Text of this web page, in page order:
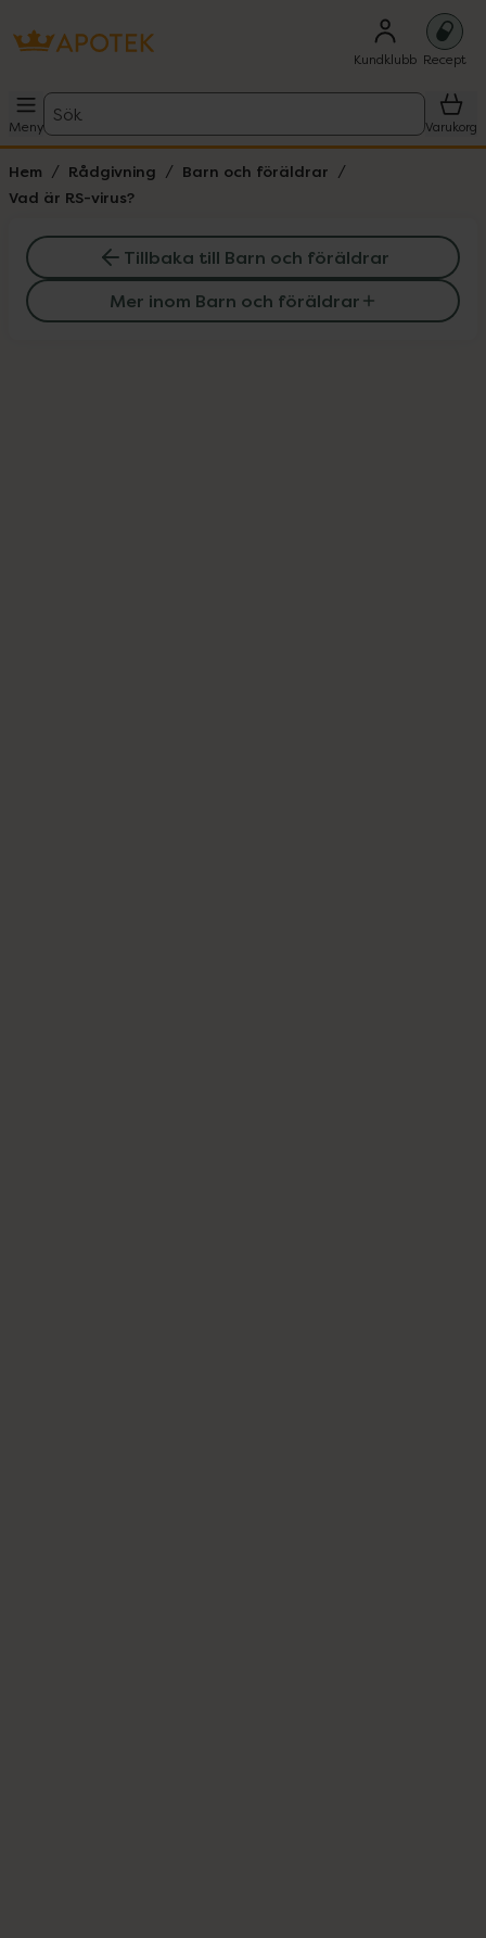
Kundklubb Recept
Meny
Sök
Varukorg
Hem Rådgivning
Barn och föräldrar
Vad är RS-virus?
Tillbaka till Barn och föräldrar
Mer inom Barn och föräldrar